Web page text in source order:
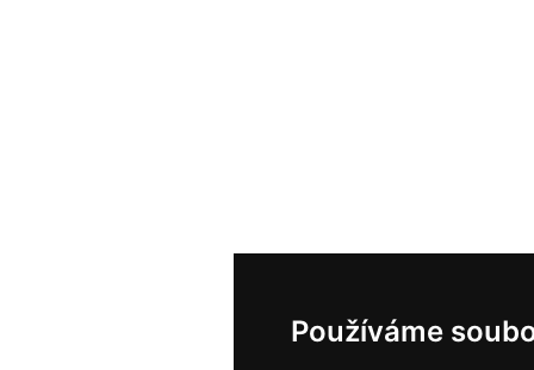
Používáme